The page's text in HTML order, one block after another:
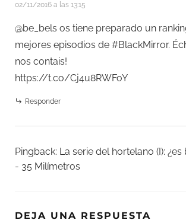
02/11/2016 a las 13:15
@be_bels os tiene preparado un
mejores episodios de #BlackMirror.
nos contais!
https://t.co/Cj4u8RWFoY
Responder
Pingback: La serie del hortelano (I):
- 35 Milímetros
DEJA UNA RESPUESTA